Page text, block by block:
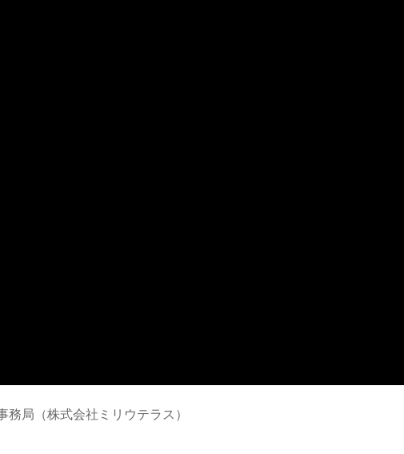
局（株式会社ミリウテラス）